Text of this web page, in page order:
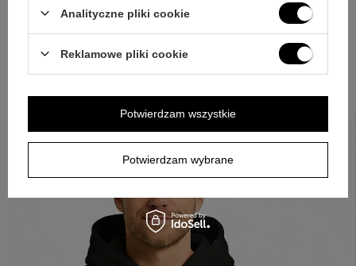
⭐⭐⭐⭐⭐
„Idealny prezent na rocznicę. Na pewno wrócę po kolejne
zamówienie.”
Analityczne pliki cookie
Reklamowe pliki cookie
Potwierdzam wybrane
Potwierdzam wszystkie